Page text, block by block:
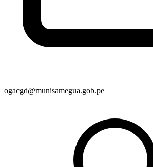
ogacgd@munisamegua.gob.pe